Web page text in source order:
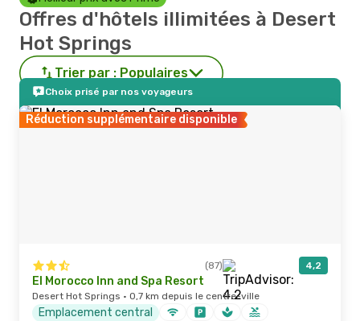
Offres d'hôtels illimitées à Desert
Hot Springs
Trier par : Populaires
Choix prisé par nos voyageurs
Réduction supplémentaire disponible
(87) 4,2
El Morocco Inn and Spa Resort
Desert Hot Springs · 0,7 km depuis le centre-ville
Emplacement central